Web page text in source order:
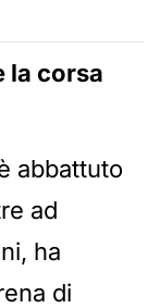
la corsa
abbattuto
ad
ha
di